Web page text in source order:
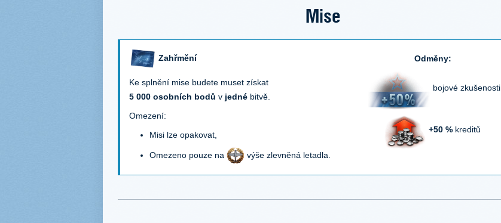
Mise
Zahřmění Odměny:
bojové zkušenosti
+50 % kreditů
Ke splnění mise budete muset získat
5 000 osobních bodů v jedné bitvě.
Omezení:
Misi lze opakovat,
Omezeno pouze na výše zlevněná letadla.